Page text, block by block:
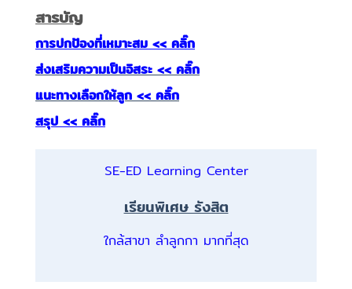
สารบัญ
การปกป้องที่เหมาะสม << คลิ๊ก
ส่งเสริมความเป็นอิสระ << คลิ๊ก
แนะทางเลือกให้ลูก << คลิ๊ก
สรุป << คลิ๊ก
SE-ED Learning Center
เรียนพิเศษ รังสิต
ใกล้สาขา ลำลูกกา มากที่สุด